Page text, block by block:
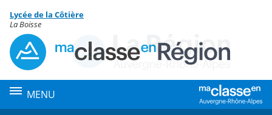
Menu de la rubrique
Contenu
Lycée de la Côtière
La Boisse
MENU